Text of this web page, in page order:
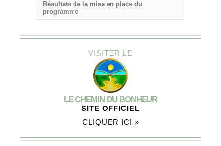
Résultats de la mise en place du
programme
VISITER LE
LE CHEMIN DU BONHEUR
SITE OFFICIEL
CLIQUER ICI »